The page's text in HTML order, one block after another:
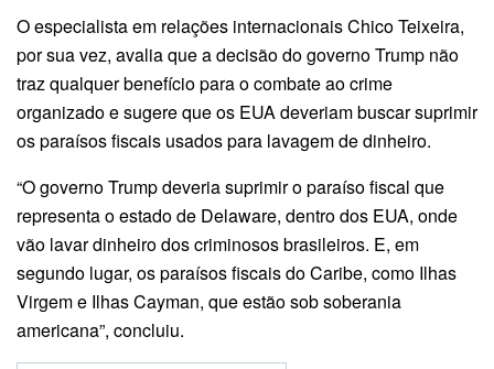
O especialista em relações internacionais Chico Teixeira,
por sua vez, avalia que a decisão do governo Trump não
traz qualquer benefício para o combate ao crime
organizado e sugere que os EUA deveriam buscar suprimir
os paraísos fiscais usados para lavagem de dinheiro.
“O governo Trump deveria suprimir o paraíso fiscal que
representa o estado de Delaware, dentro dos EUA, onde
vão lavar dinheiro dos criminosos brasileiros. E, em
segundo lugar, os paraísos fiscais do Caribe, como Ilhas
Virgem e Ilhas Cayman, que estão sob soberania
americana”, concluiu.